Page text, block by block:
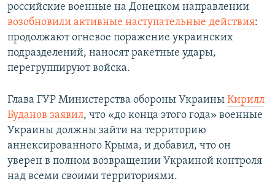
российские военные на Донецком направлении
возобновили активные наступательные действия:
продолжают огневое поражение украинских
подразделений, наносят ракетные удары,
перегруппируют войска.
Глава ГУР Министерства обороны Украины Кирилл
Буданов заявил, что «до конца этого года» военные
Украины должны зайти на территорию
аннексированного Крыма, и добавил, что он
уверен в полном возвращении Украиной контроля
над всеми своими территориями.